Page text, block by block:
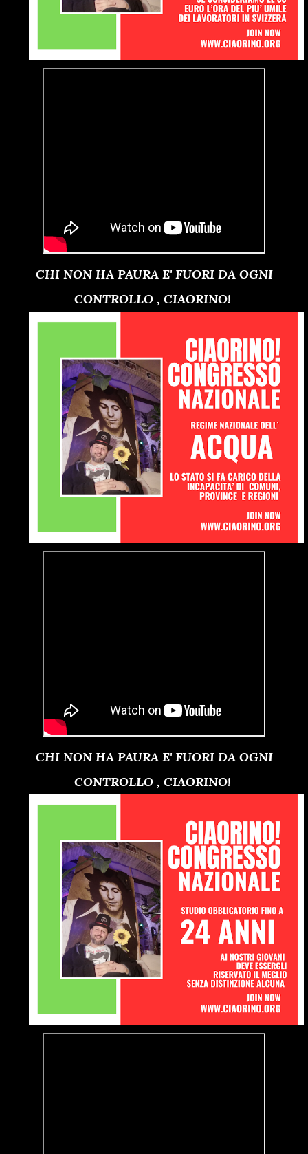
CHI NON HA PAURA E' FUORI DA OGNI
CONTROLLO , CIAORINO!
CHI NON HA PAURA E' FUORI DA OGNI
CONTROLLO , CIAORINO!